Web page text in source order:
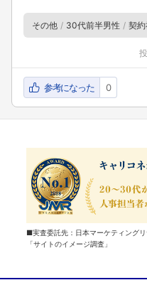
その他 30代前半男性 契
参考になった 0
■実査委託先：日本マーケティン
「サイトのイメージ調査」